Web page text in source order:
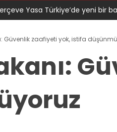
YENİ Parti’den Erdoğan’ın
Güvenlik zaafiyeti yok, istifa